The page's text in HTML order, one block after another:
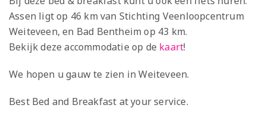
Assen ligt op 46 km van Stichting Veenloopcentrum
Weiteveen, en Bad Bentheim op 43 km.
Bekijk deze accommodatie op de kaart!
We hopen u gauw te zien in Weiteveen.
Best Bed and Breakfast at your service.